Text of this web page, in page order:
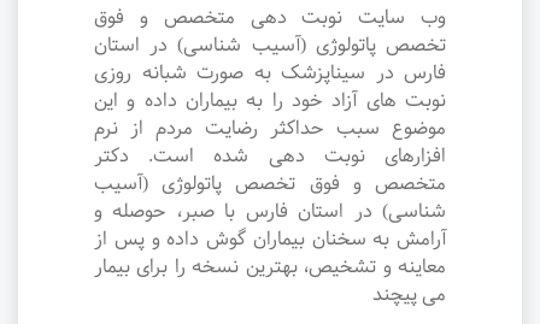
وب سایت نوبت دهی متخصص و فوق
تخصص پاتولوژی (آسیب شناسی) در استان
فارس در سیناپزشک به صورت شبانه روزی
نوبت های آزاد خود را به بیماران داده و این
موضوع سبب حداکثر رضایت مردم از نرم
افزارهای نوبت دهی شده است. دکتر
متخصص و فوق تخصص پاتولوژی (آسیب
شناسی) در استان فارس با صبر، حوصله و
آرامش به سخنان بیماران گوش داده و پس از
معاینه و تشخیص، بهترین نسخه را برای بیمار
می پیچند